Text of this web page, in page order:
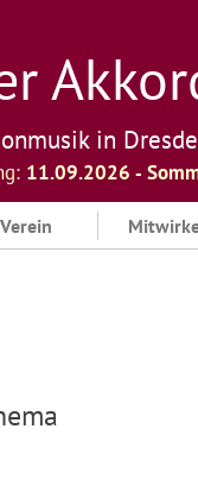
in
11.09.2026 ‐
Verein